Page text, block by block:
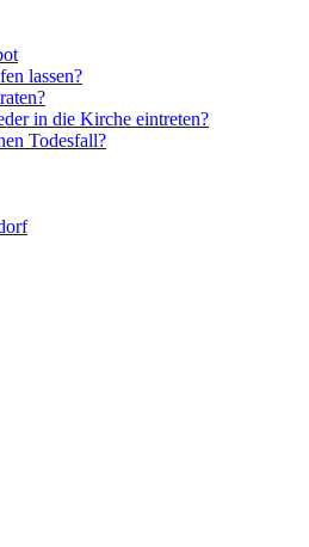
lassen?
in die Kirche eintreten?
Todesfall?